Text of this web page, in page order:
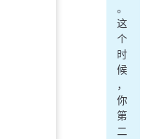
。
这
个
时
候
，
你
第
二